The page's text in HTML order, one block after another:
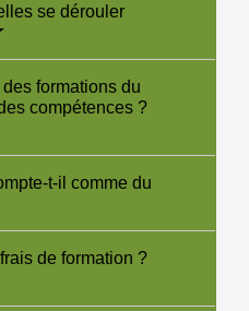
se dérouler
formations du
compétences ?
t-il comme du
de formation ?